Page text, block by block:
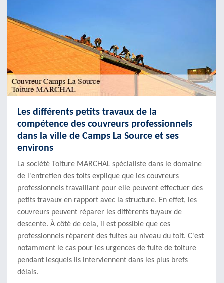
Les différents petits travaux de la
compétence des couvreurs professionnels
dans la ville de Camps La Source et ses
environs
La société Toiture MARCHAL spécialiste dans le domaine
de l'entretien des toits explique que les couvreurs
professionnels travaillant pour elle peuvent effectuer des
petits travaux en rapport avec la structure. En effet, les
couvreurs peuvent réparer les différents tuyaux de
descente. À côté de cela, il est possible que ces
professionnels réparent des fuites au niveau du toit. C'est
notamment le cas pour les urgences de fuite de toiture
pendant lesquels ils interviennent dans les plus brefs
délais.